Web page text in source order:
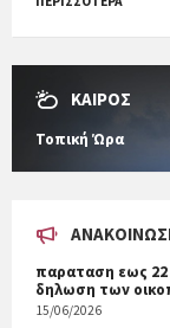
ΚΑΙΡΟΣ
Τοπική Ώρα
παραταση εως 22
δηλωση των
15/06/2026